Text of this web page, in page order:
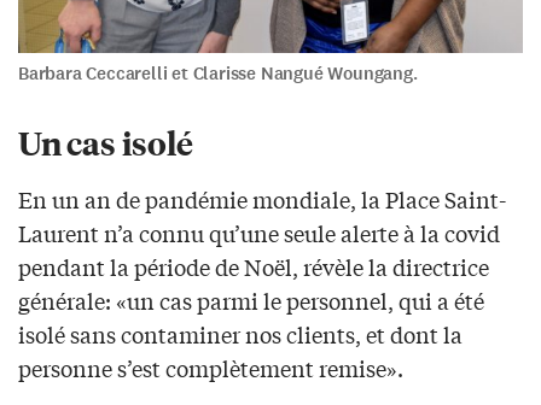
Barbara Ceccarelli et Clarisse Nangué Woungang.
Un cas isolé
En un an de pandémie mondiale, la Place Saint-
Laurent n’a connu qu’une seule alerte à la covid
pendant la période de Noël, révèle la directrice
générale: «un cas parmi le personnel, qui a été
isolé sans contaminer nos clients, et dont la
personne s’est complètement remise».